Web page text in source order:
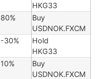
HKG33
80%
Buy
USDNOK.FXCM
-30%
Hold
HKG33
10%
Buy
USDNOK.FXCM